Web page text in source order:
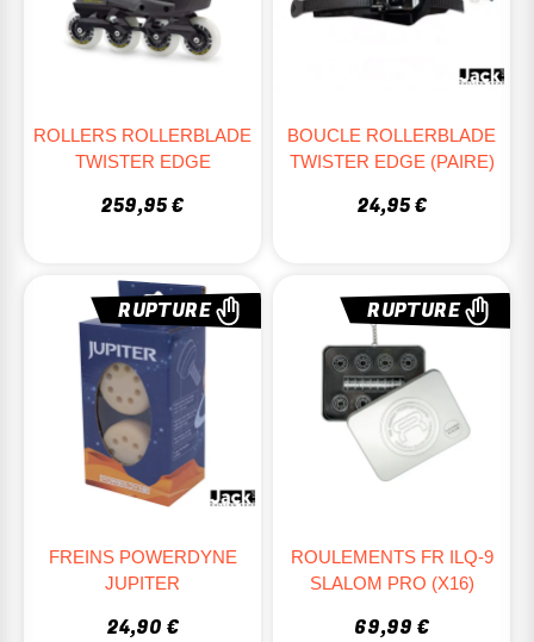
ROLLERS ROLLERBLADE
TWISTER EDGE
259,95 €
BOUCLE ROLLERBLADE
TWISTER EDGE (PAIRE)
24,95 €
RUPTURE
FREINS POWERDYNE
JUPITER
24,90 €
RUPTURE
ROULEMENTS FR ILQ-9
SLALOM PRO (X16)
69,99 €